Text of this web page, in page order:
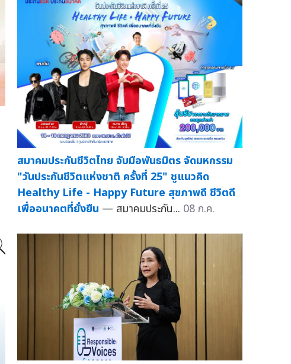
สมาคมประกันชีวิตไทย จับมือพันธมิตร จัดมหกรรม
"วันประกันชีวิตแห่งชาติ ครั้งที่ 25" ชูแนวคิด
Healthy Life - Happy Future สุขภาพดี ชีวิตดี
เพื่ออนาคตที่ยั่งยืน — สมาคมประกัน... 08 ก.ค.